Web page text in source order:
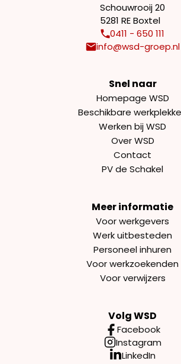
Schouwrooij 20
5281 RE Boxtel
0411 - 650 111
info@wsd-groep.nl
Snel naar
Homepage WSD
Beschikbare
Werken bij WSD
Over WSD
Contact
PV de Schakel
Meer informatie
Voor werkgevers
Werk uitbesteden
Personeel inhuren
Voor werkzoekenden
Voor verwijzers
Volg WSD
Facebook
Instagram
LinkedIn